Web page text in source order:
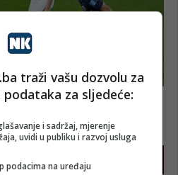
traži vašu dozvolu za
za sljedeće:
i sadržaj, mjerenje
uvidi u publiku i razvoj usluga
podacima na uređaju